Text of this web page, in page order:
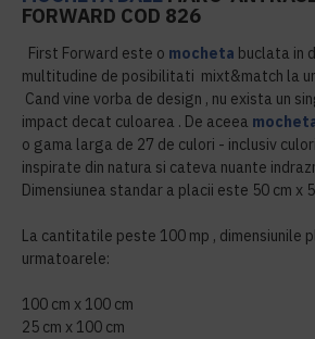
FORWARD COD 826
First Forward este o mocheta buclata in
multitudine de posibilitati mixt&match la
Cand vine vorba de design , nu exista un
impact decat culoarea . De aceea
o gama larga de 27 de culori - inclusiv
inspirate din natura si cateva nuante
Dimensiunea standar a placii este 50 cm x
La cantitatile peste 100 mp , dimensiunile
urmatoarele:
100 cm x 100 cm
25 cm x 100 cm